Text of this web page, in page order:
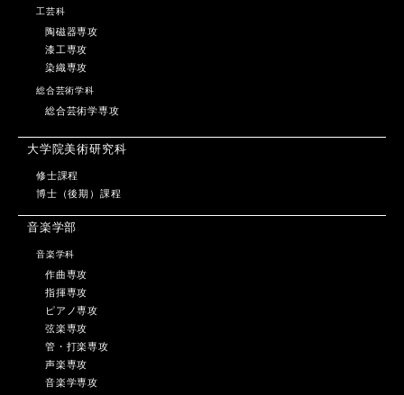
工芸科
陶磁器専攻
漆工専攻
染織専攻
総合芸術学科
総合芸術学専攻
大学院美術研究科
修士課程
博士（後期）課程
音楽学部
音楽学科
作曲専攻
指揮専攻
ピアノ専攻
弦楽専攻
管・打楽専攻
声楽専攻
音楽学専攻